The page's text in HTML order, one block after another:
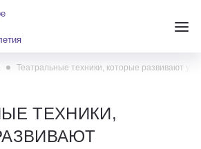
Театральные техники, которые развивают
ТЕХНИКИ,